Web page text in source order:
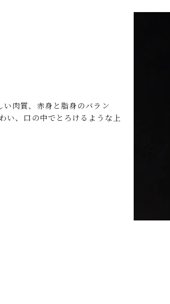
肉質、赤身と脂身のバラン
い、口の中でとろけるような上